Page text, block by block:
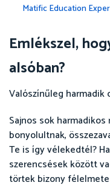
Matific Education
Emlékszel,
alsóban?
Valószínűleg
Sajnos sok
bonyolultnak,
Te is így vélekedtél?
szerencsések között
törtek bizony